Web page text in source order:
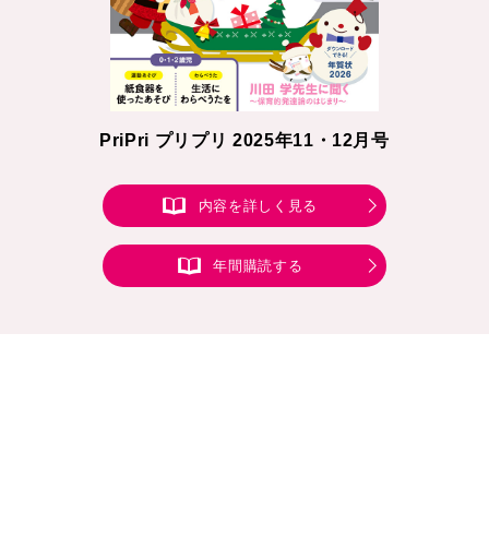
PriPri プリプリ 2025年11・12月号
内容を詳しく見る
年間購読する